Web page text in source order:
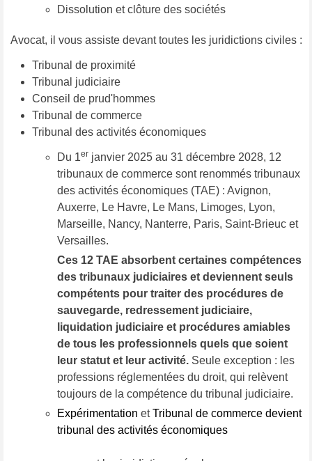
Dissolution et clôture des sociétés
Avocat, il vous assiste devant toutes les juridictions civiles :
Tribunal de proximité
Tribunal judiciaire
Conseil de prud'hommes
Tribunal de commerce
Tribunal des activités économiques
Du 1er janvier 2025 au 31 décembre 2028, 12
tribunaux de commerce sont renommés tribunaux
des activités économiques (TAE) : Avignon,
Auxerre, Le Havre, Le Mans, Limoges, Lyon,
Marseille, Nancy, Nanterre, Paris, Saint-Brieuc et
Versailles.
Ces 12 TAE absorbent certaines compétences
des tribunaux judiciaires et deviennent seuls
compétents pour traiter des procédures de
sauvegarde, redressement judiciaire,
liquidation judiciaire et procédures amiables
de tous les professionnels quels que soient
leur statut et leur activité.Seule exception : les
professions réglementées du droit, qui relèvent
toujours de la compétence du tribunal judiciaire.
Expérimentation etTribunal de commerce devient
tribunal des activités économiques